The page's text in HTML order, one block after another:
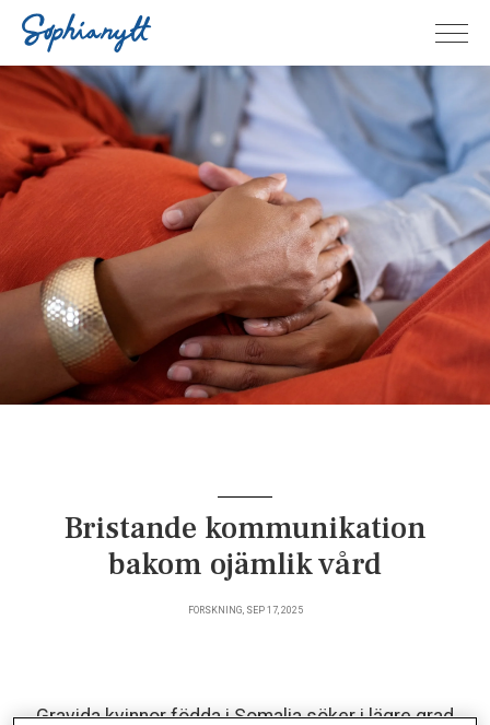
Bristande kommunikation
bakom ojämlik vård
FORSKNING, SEP 17, 2025
Gravida kvinnor födda i Somalia söker i lägre grad